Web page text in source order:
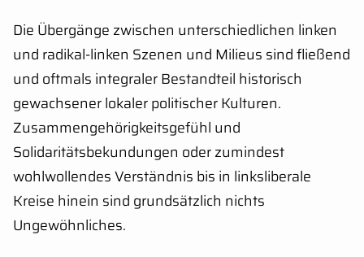
Die Übergänge zwischen unterschiedlichen linken
und radikal-linken Szenen und Milieus sind fließend
und oftmals integraler Bestandteil historisch
gewachsener lokaler politischer Kulturen.
Zusammengehörigkeitsgefühl und
Solidaritätsbekundungen oder zumindest
wohlwollendes Verständnis bis in linksliberale
Kreise hinein sind grundsätzlich nichts
Ungewöhnliches.